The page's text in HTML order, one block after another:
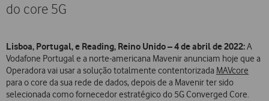
do core 5G
Lisboa, Portugal, e Reading, Reino Unido – 4 de abril de 2022:A
Vodafone Portugal e a norte-americana Mavenir anunciam hoje que a
Operadora vai usar a solução totalmente contentorizada MAVcore
para o core da sua rede de dados, depois de a Mavenir ter sido
selecionada como fornecedor estratégico do 5G Converged Core.